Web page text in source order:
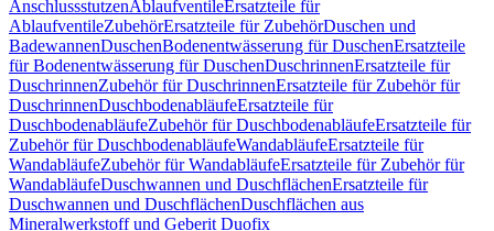
AnschlussstutzenAblaufventileErsatzteile für
AblaufventileZubehörErsatzteile für ZubehörDuschen und
BadewannenDuschenBodenentwässerung für DuschenErsatzteile
für Bodenentwässerung für DuschenDuschrinnenErsatzteile für
DuschrinnenZubehör für DuschrinnenErsatzteile für Zubehör für
DuschrinnenDuschbodenabläufeErsatzteile für
DuschbodenabläufeZubehör für DuschbodenabläufeErsatzteile für
Zubehör für DuschbodenabläufeWandabläufeErsatzteile für
WandabläufeZubehör für WandabläufeErsatzteile für Zubehör für
WandabläufeDuschwannen und DuschflächenErsatzteile für
Duschwannen und DuschflächenDuschflächen aus
Mineralwerkstoff und Geberit Duofix